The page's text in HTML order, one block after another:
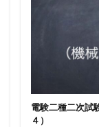
電験二種二次試
４）